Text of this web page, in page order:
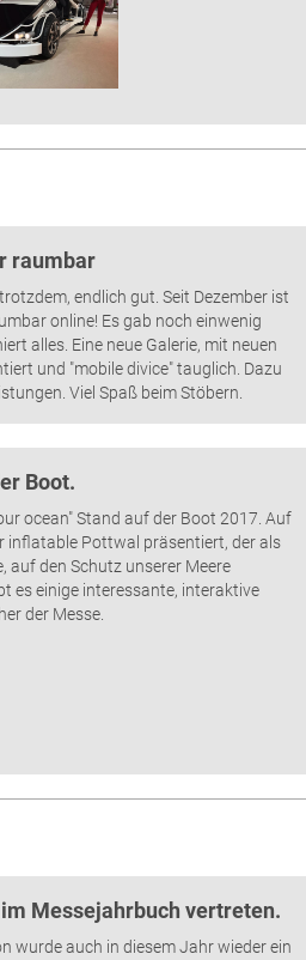
raumbar
endlich gut. Seit Dezember ist
online! Es gab noch einwenig
alles. Eine neue Galerie, mit neuen
und "mobile divice" tauglich. Dazu
Viel Spaß beim Stöbern.
Boot.
ocean" Stand auf der Boot 2017. Auf
inflatable Pottwal präsentiert, der als
auf den Schutz unserer Meere
es einige interessante, interaktive
der Messe.
Messejahrbuch vertreten.
wurde auch in diesem Jahr wieder ein